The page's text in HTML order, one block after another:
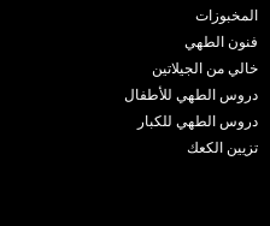
المخبوزات
فنون الطهي
خالي من الجيلاتين
دروس الطهي للأطفال
دروس الطهي للكبار
تزيين الكعك